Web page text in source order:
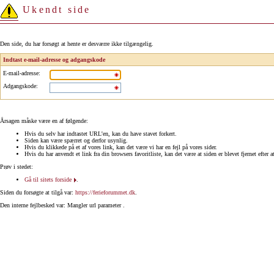
Ukendt side
Den side, du har forsøgt at hente er desværre ikke tilgængelig.
Indtast e-mail-adresse og adgangskode
E-mail-adresse:
Adgangskode:
Årsagen måske være en af følgende:
Hvis du selv har indtastet URL'en, kan du have stavet forkert.
Siden kan være spærret og derfor usynlig.
Hvis du klikkede på et af vores link, kan det være vi har en fejl på vores sider.
Hvis du har anvendt et link fra din browsers favoritliste, kan det være at siden er blevet fjernet efter
Prøv i stedet:
Gå til sitets forside
Siden du forsøgte at tilgå var: https://ferieforummet.dk
Den interne fejlbesked var: Mangler url parameter .